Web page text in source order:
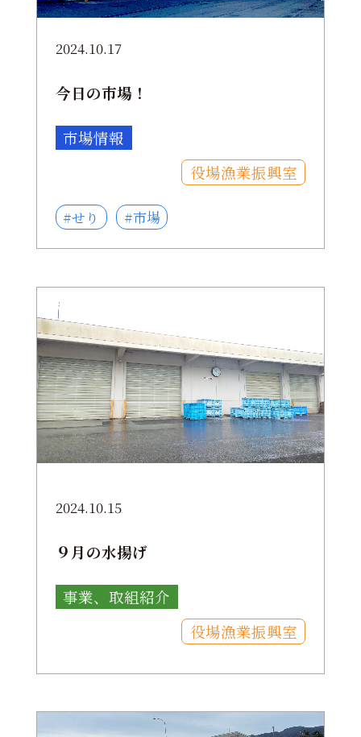
2024.10.17
今日の市場！
市場情報
役場漁業振興室
#せり #市場
2024.10.15
９月の水揚げ
事業、取組紹介
役場漁業振興室